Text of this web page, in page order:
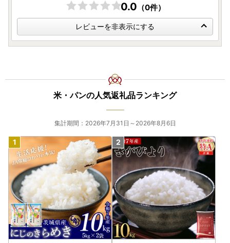
0.0 （0件）
レビューを非表示にする
米・パンの人気返礼品ランキング
集計期間：2026年7月31日～2026年8月6日